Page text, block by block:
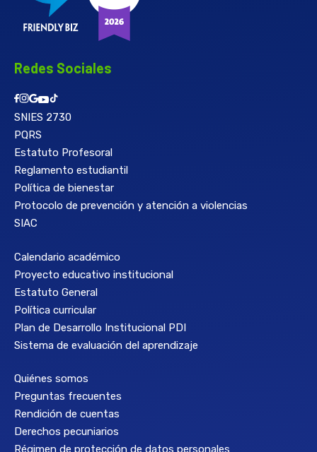
Redes Sociales
SNIES 2730
PQRS
Estatuto Profesoral
Reglamento estudiantil
Política de bienestar
Protocolo de prevención y atención a violencias
SIAC
Calendario académico
Proyecto educativo institucional
Estatuto General
Política curricular
Plan de Desarrollo Institucional PDI
Sistema de evaluación del aprendizaje
Quiénes somos
Preguntas frecuentes
Rendición de cuentas
Derechos pecuniarios
Régimen de protección de datos personales